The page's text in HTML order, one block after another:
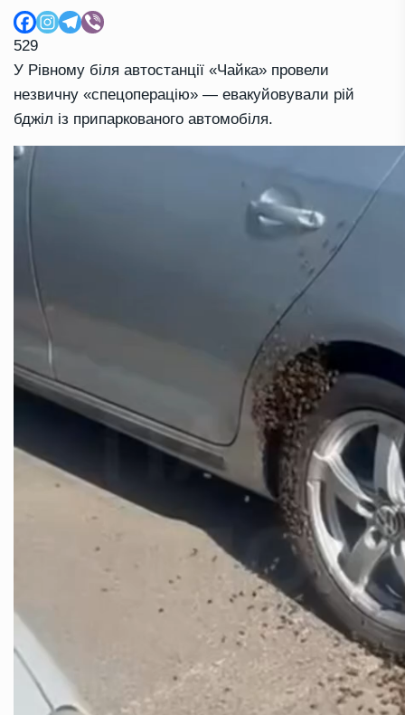
529
У Рівному біля автостанції «Чайка» провели
незвичну «спецоперацію» — евакуйовували рій
бджіл із припаркованого автомобіля.